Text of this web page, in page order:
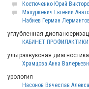
Костюченко Юрий
Мазуркевич Евгений
Набиев Герман
углубленная
КАБИНЕТ
ультразвуковая диагностика
Храмцова Анна
урология
Насонов Вячеслав